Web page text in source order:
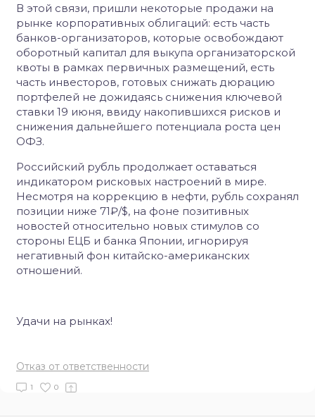
В этой связи, пришли некоторые продажи на
рынке корпоративных облигаций: есть часть
банков-организаторов, которые освобождают
оборотный капитал для выкупа организаторской
квоты в рамках первичных размещений, есть
часть инвесторов, готовых снижать дюрацию
портфелей не дожидаясь снижения ключевой
ставки 19 июня, ввиду накопившихся рисков и
снижения дальнейшего потенциала роста цен
ОФЗ.
Российский рубль продолжает оставаться
индикатором рисковых настроений в мире.
Несмотря на коррекцию в нефти, рубль сохранял
позиции ниже 71₽/$, на фоне позитивных
новостей относительно новых стимулов со
стороны ЕЦБ и банка Японии, игнорируя
негативный фон китайско-американских
отношений.
Удачи на рынках!
Отказ от ответственности
1 0